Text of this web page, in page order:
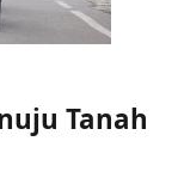
Tanah